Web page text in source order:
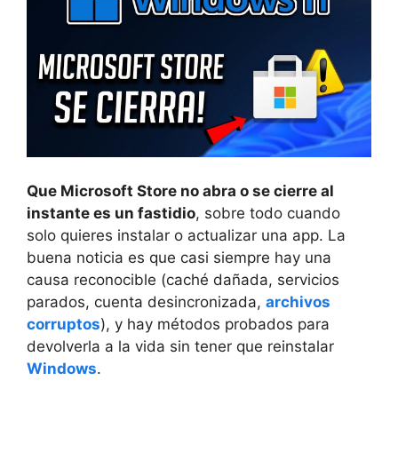
Que Microsoft Store no abra o se cierre al
instante es un fastidio, sobre todo cuando
solo quieres instalar o actualizar una app. La
buena noticia es que casi siempre hay una
causa reconocible (caché dañada, servicios
parados, cuenta desincronizada, archivos
corruptos), y hay métodos probados para
devolverla a la vida sin tener que reinstalar
Windows.